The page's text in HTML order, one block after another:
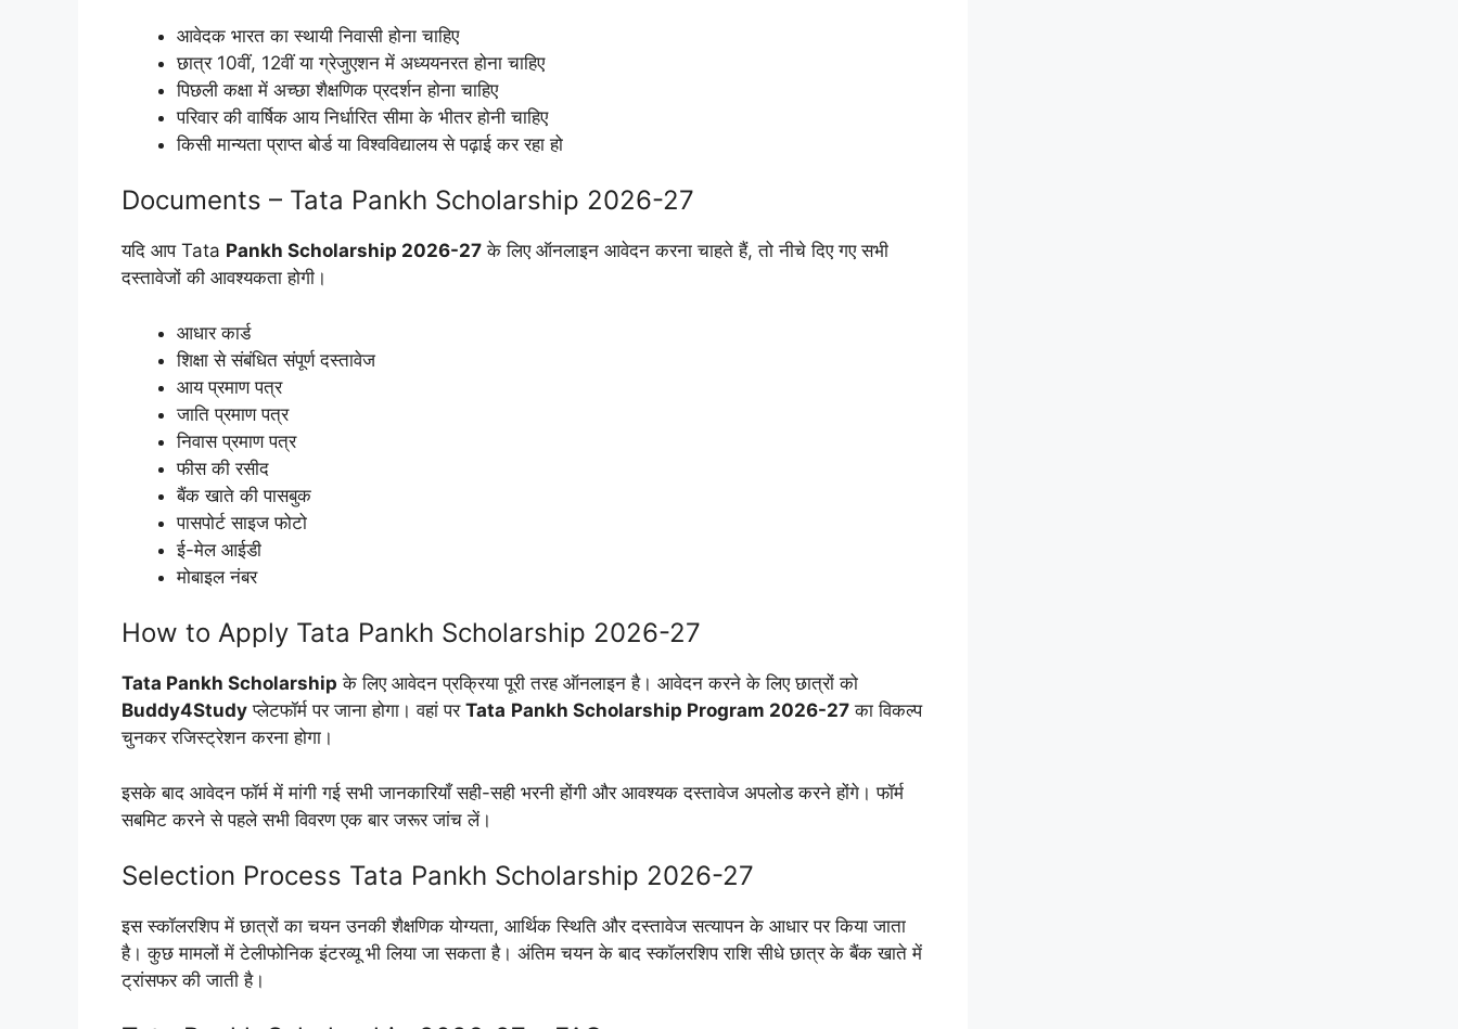
आवेदक भारत का स्थायी निवासी होना चाहिए
छात्र 10वीं, 12वीं या ग्रेजुएशन में अध्ययनरत होना चाहिए
पिछली कक्षा में अच्छा शैक्षणिक प्रदर्शन होना चाहिए
परिवार की वार्षिक आय निर्धारित सीमा के भीतर होनी चाहिए
किसी मान्यता प्राप्त बोर्ड या विश्वविद्यालय से पढ़ाई कर रहा हो
Documents – Tata Pankh Scholarship 2026-27
यदि आप Tata Pankh Scholarship 2026-27 के लिए ऑनलाइन आवेदन करना चाहते हैं, तो नीचे दिए गए सभी
दस्तावेजों की आवश्यकता होगी।
आधार कार्ड
शिक्षा से संबंधित संपूर्ण दस्तावेज
आय प्रमाण पत्र
जाति प्रमाण पत्र
निवास प्रमाण पत्र
फीस की रसीद
बैंक खाते की पासबुक
पासपोर्ट साइज फोटो
ई-मेल आईडी
मोबाइल नंबर
How to Apply Tata Pankh Scholarship 2026-27
Tata Pankh Scholarship के लिए आवेदन प्रक्रिया पूरी तरह ऑनलाइन है। आवेदन करने के लिए छात्रों को
Buddy4Study प्लेटफॉर्म पर जाना होगा। वहां पर Tata Pankh Scholarship Program 2026-27 का विकल्प
चुनकर रजिस्ट्रेशन करना होगा।
इसके बाद आवेदन फॉर्म में मांगी गई सभी जानकारियाँ सही-सही भरनी होंगी और आवश्यक दस्तावेज अपलोड करने होंगे। फॉर्म
सबमिट करने से पहले सभी विवरण एक बार जरूर जांच लें।
Selection Process Tata Pankh Scholarship 2026-27
इस स्कॉलरशिप में छात्रों का चयन उनकी शैक्षणिक योग्यता, आर्थिक स्थिति और दस्तावेज सत्यापन के आधार पर किया जाता
है। कुछ मामलों में टेलीफोनिक इंटरव्यू भी लिया जा सकता है। अंतिम चयन के बाद स्कॉलरशिप राशि सीधे छात्र के बैंक खाते में
ट्रांसफर की जाती है।